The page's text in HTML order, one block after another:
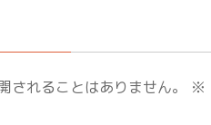
されることはありません。 ※